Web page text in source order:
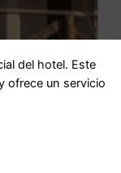
del hotel. Este
ofrece un servicio